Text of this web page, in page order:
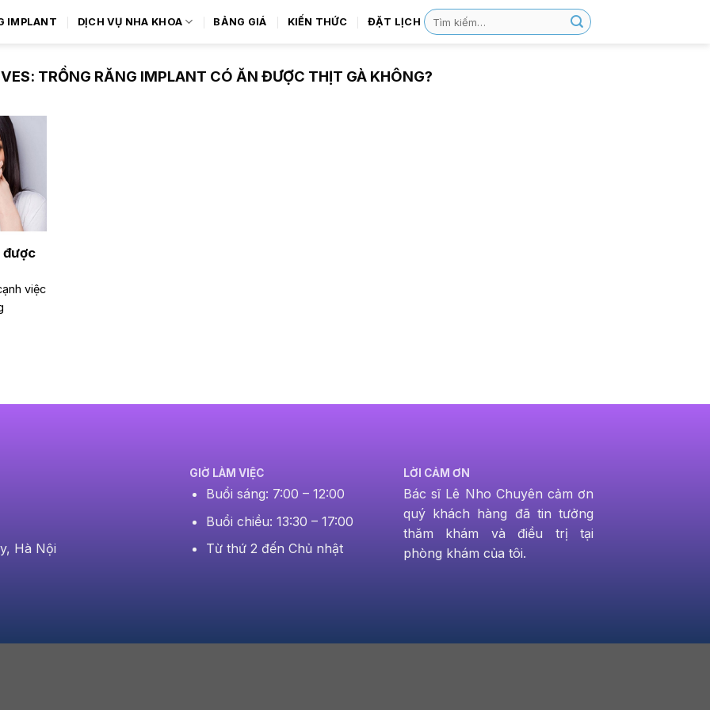
IMPLANT DỊCH VỤ NHA KHOA BẢNG GIÁ KIẾN THỨC ĐẶT LỊCH
TRỒNG RĂNG IMPLANT CÓ ĂN ĐƯỢC THỊT GÀ KHÔNG?
được
việc
Hà Nội
GIỜ LÀM VIỆC
Buổi sáng: 7:00 – 12:00
Buổi chiều: 13:30 – 17:00
Từ thứ 2 đến Chủ nhật
LỜI CẢM ƠN
Bác sĩ Lê Nho Chuyên cảm ơn
quý khách hàng đã tin tưởng
thăm khám và điều trị tại
phòng khám của tôi.